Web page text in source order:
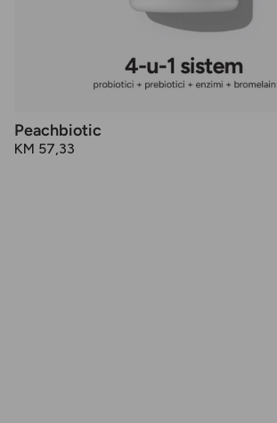
Peachbiotic
KM 57,33